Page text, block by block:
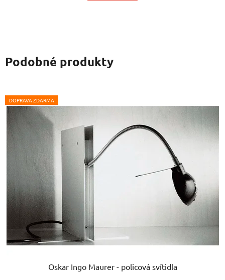
Podobné produkty
DOPRAVA ZDARMA
Oskar Ingo Maurer - policová svítidla